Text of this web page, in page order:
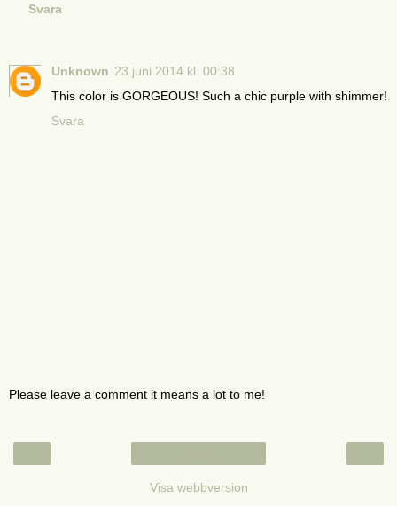
Svara
Unknown 23 juni 2014 kl. 00:38
This color is GORGEOUS! Such a chic purple with shimmer!
Svara
Please leave a comment it means a lot to me!
Visa webbversion